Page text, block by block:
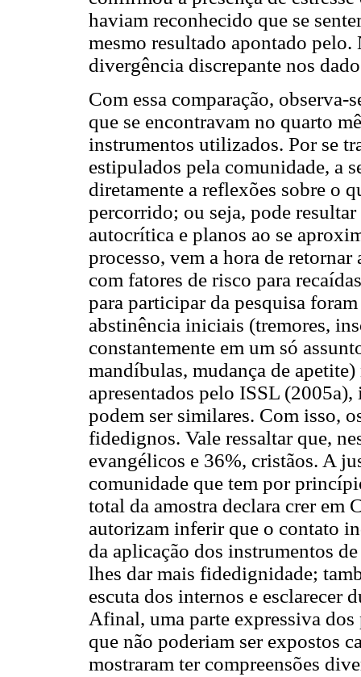
haviam reconhecido que se
mesmo resultado apontado pelo.
divergência discrepante nos
Com essa comparação, observa-
que se encontravam no quarto
instrumentos utilizados. Por se
estipulados pela comunidade, a
diretamente a reflexões sobre o
percorrido; ou seja, pode
autocrítica e planos ao se
processo, vem a hora de
com fatores de risco para
para participar da pesquisa
abstinência iniciais (tremores,
constantemente em um só
mandíbulas, mudança de
apresentados pelo ISSL
podem ser similares. Com isso,
fidedignos. Vale ressaltar que,
evangélicos e 36%, cristãos. A
comunidade que tem por
total da amostra declara crer em
autorizam inferir que o contato
da aplicação dos instrumentos
lhes dar mais fidedignidade;
escuta dos internos e esclarecer
Afinal, uma parte expressiva
que não poderiam ser expostos
mostraram ter compreensões